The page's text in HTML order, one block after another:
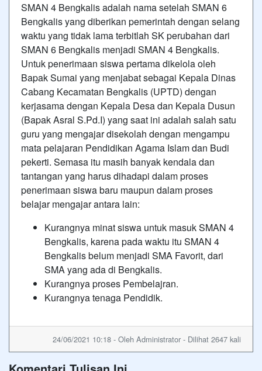
SMAN 4 Bengkalis adalah nama setelah SMAN 6
Bengkalis yang diberikan pemerintah dengan selang
waktu yang tidak lama terbitlah SK perubahan dari
SMAN 6 Bengkalis menjadi SMAN 4 Bengkalis.
Untuk penerimaan siswa pertama dikelola oleh
Bapak Sumai yang menjabat sebagai Kepala Dinas
Cabang Kecamatan Bengkalis (UPTD) dengan
kerjasama dengan Kepala Desa dan Kepala Dusun
(Bapak Asral S.Pd.I) yang saat ini adalah salah satu
guru yang mengajar disekolah dengan mengampu
mata pelajaran Pendidikan Agama Islam dan Budi
pekerti. Semasa itu masih banyak kendala dan
tantangan yang harus dihadapi dalam proses
penerimaan siswa baru maupun dalam proses
belajar mengajar antara lain:
Kurangnya minat siswa untuk masuk SMAN 4
Bengkalis, karena pada waktu itu SMAN 4
Bengkalis belum menjadi SMA Favorit, dari
SMA yang ada di Bengkalis.
Kurangnya proses Pembelajran.
Kurangnya tenaga Pendidik.
24/06/2021 10:18 - Oleh Administrator - Dilihat 2647 kali